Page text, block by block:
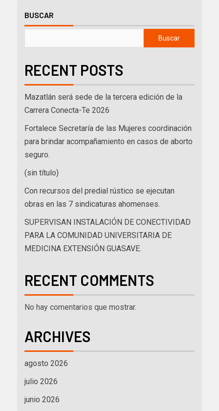
BUSCAR
Buscar
RECENT POSTS
Mazatlán será sede de la tercera edición de la
Carrera Conecta-Te 2026
Fortalece Secretaría de las Mujeres coordinación
para brindar acompañamiento en casos de aborto
seguro.
(sin título)
Con recursos del predial rústico se ejecutan
obras en las 7 sindicaturas ahomenses.
SUPERVISAN INSTALACIÓN DE CONECTIVIDAD
PARA LA COMUNIDAD UNIVERSITARIA DE
MEDICINA EXTENSIÓN GUASAVE.
RECENT COMMENTS
No hay comentarios que mostrar.
ARCHIVES
agosto 2026
julio 2026
junio 2026